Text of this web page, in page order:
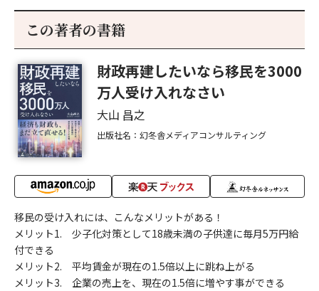
この著者の書籍
財政再建したいなら移民を3000
万人受け入れなさい
大山 昌之
出版社名：幻冬舎メディアコンサルティング
移民の受け入れには、こんなメリットがある！
メリット1. 少子化対策として18歳未満の子供達に毎月5万円給
付できる
メリット2. 平均賃金が現在の1.5倍以上に跳ね上がる
メリット3. 企業の売上を、現在の1.5倍に増やす事ができる